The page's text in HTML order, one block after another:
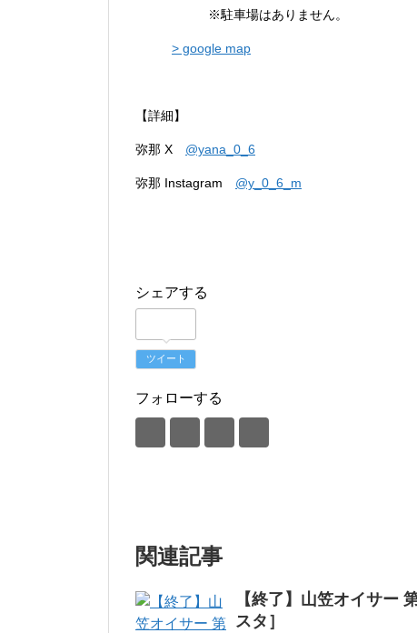
※駐車場はありません。
> google map
【詳細】
弥那 X @yana_0_6
弥那 Instagram @y_0_6_m
シェアする
ツイート
フォローする
関連記事
【終了】山笠オイサー
スタ］